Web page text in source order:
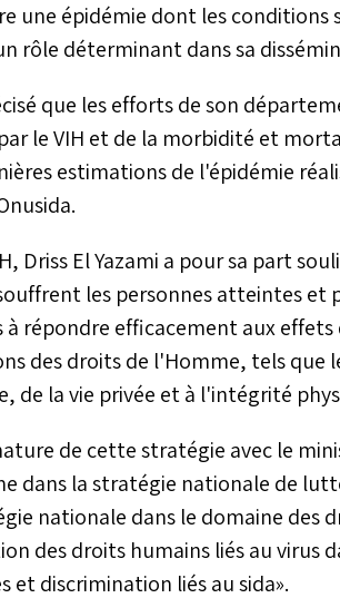
une épidémie dont les conditions
rôle déterminant dans sa
que les efforts de son
le VIH et de la morbidité et
estimations de l'épidémie
Driss El Yazami a pour sa part
les personnes atteintes et
à répondre efficacement aux
des droits de l'Homme, tels que
de la vie privée et à l'intégrité
de cette stratégie avec le
dans la stratégie nationale de
nationale dans le domaine des
des droits humains liés au virus
et discrimination liés au sida».